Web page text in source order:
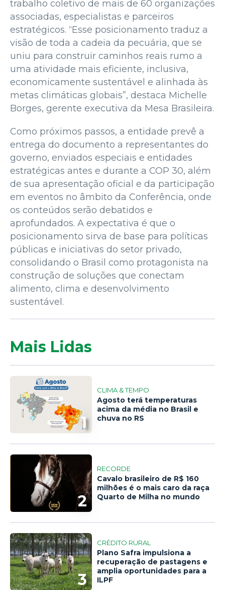
trabalho coletivo de mais de 60 organizações
associadas, especialistas e parceiros
estratégicos. “Esse posicionamento traduz a
visão de toda a cadeia da pecuária, que se
uniu para construir caminhos reais rumo a
uma atividade mais eficiente, inclusiva,
economicamente sustentável e alinhada às
metas climáticas globais”, destaca Michelle
Borges, gerente executiva da Mesa Brasileira.
Como próximos passos, a entidade prevê a
entrega do documento a representantes do
governo, enviados especiais e entidades
estratégicas antes e durante a COP 30, além
de sua apresentação oficial e da participação
em eventos no âmbito da Conferência, onde
os conteúdos serão debatidos e
aprofundados. A expectativa é que o
posicionamento sirva de base para políticas
públicas e iniciativas do setor privado,
consolidando o Brasil como protagonista na
construção de soluções que conectam
alimento, clima e desenvolvimento
sustentável.
Mais Lidas
1
CLIMA & TEMPO
Agosto terá temperaturas
acima da média no Brasil e
chuva no RS
2
RECORDE
Cavalo brasileiro de R$ 160
milhões é o mais caro da raça
Quarto de Milha no mundo
3
CRÉDITO RURAL
Plano Safra impulsiona a
recuperação de pastagens e
amplia oportunidades para a
ILPF